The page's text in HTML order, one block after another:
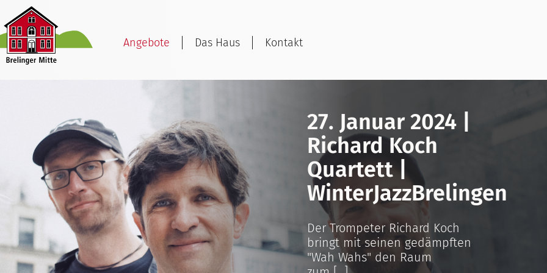
Angebote Das Haus Kontakt
27. Januar 2024 |
Richard Koch
Quartett |
WinterJazzBrelingen
Der Trompeter Richard Koch
bringt mit seinen gedämpften
"Wah Wahs" den Raum